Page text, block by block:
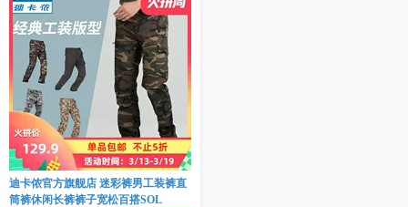
迪卡侬官方旗舰店 迷彩裤男工装裤直
筒裤休闲长裤裤子宽松百搭SOL